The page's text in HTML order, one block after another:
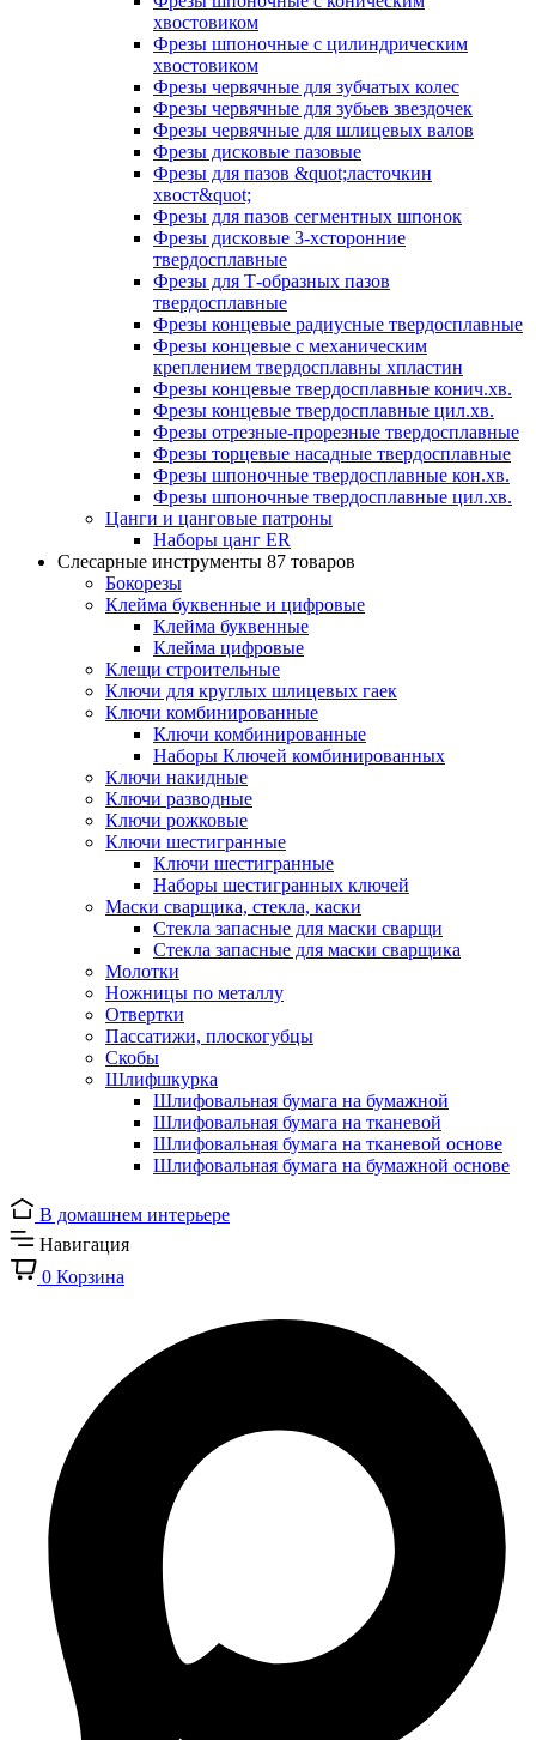
хвостовиком
Фрезы шпоночные с цилиндрическим
хвостовиком
Фрезы червячные для зубчатых колес
Фрезы червячные для зубьев звездочек
Фрезы червячные для шлицевых валов
Фрезы дисковые пазовые
Фрезы для пазов &quot;ласточкин
хвост&quot;
Фрезы для пазов сегментных шпонок
Фрезы дисковые 3-хсторонние
твердосплавные
Фрезы для Т-образных пазов
твердосплавные
Фрезы концевые радиусные твердосплавные
Фрезы концевые с механическим
креплением твердосплавны хпластин
Фрезы концевые твердосплавные конич.хв.
Фрезы концевые твердосплавные цил.хв.
Фрезы отрезные-прорезные твердосплавные
Фрезы торцевые насадные твердосплавные
Фрезы шпоночные твердосплавные кон.хв.
Фрезы шпоночные твердосплавные цил.хв.
Цанги и цанговые патроны
Наборы цанг ER
Слесарные инструменты 87 товаров
Бокорезы
Клейма буквенные и цифровые
Клейма буквенные
Клейма цифровые
Клещи строительные
Ключи для круглых шлицевых гаек
Ключи комбинированные
Ключи комбинированные
Наборы Ключей комбинированных
Ключи накидные
Ключи разводные
Ключи рожковые
Ключи шестигранные
Ключи шестигранные
Наборы шестигранных ключей
Маски сварщика, стекла, каски
Стекла запасные для маски сварщи
Стекла запасные для маски сварщика
Молотки
Ножницы по металлу
Отвертки
Пассатижи, плоскогубцы
Скобы
Шлифшкурка
Шлифовальная бумага на бумажной
Шлифовальная бумага на тканевой
Шлифовальная бумага на тканевой основе
Шлифовальная бумага на бумажной основе
В домашнем интерьере
Навигация
0 Корзина